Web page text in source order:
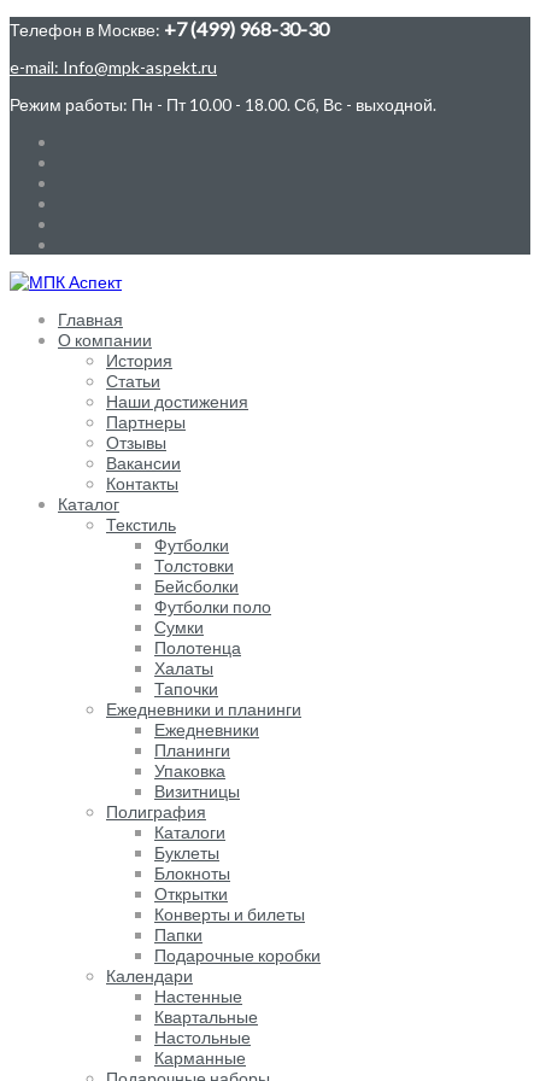
Телефон в Москве: +7 (499) 968-30-30
e-mail: Info@mpk-aspekt.ru
Режим работы: Пн - Пт 10.00 - 18.00. Сб, Вс - выходной.
Главная
О компании
История
Статьи
Наши достижения
Партнеры
Отзывы
Вакансии
Контакты
Каталог
Текстиль
Футболки
Толстовки
Бейсболки
Футболки поло
Сумки
Полотенца
Халаты
Тапочки
Ежедневники и планинги
Ежедневники
Планинги
Упаковка
Визитницы
Полиграфия
Каталоги
Буклеты
Блокноты
Открытки
Конверты и билеты
Папки
Подарочные коробки
Календари
Настенные
Квартальные
Настольные
Карманные